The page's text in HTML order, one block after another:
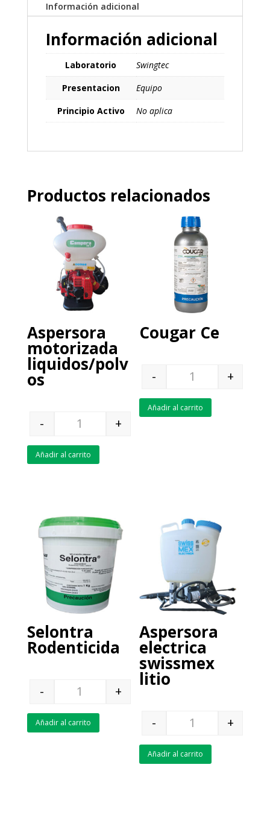
Información adicional
Información adicional
Laboratorio
Swingtec
Presentacion
Equipo
Principio Activo
No aplica
Productos relacionados
Aspersora
motorizada
liquidos/polv
os
Quantity
- +
Añadir al carrito
Cougar Ce
Quantity
- +
Añadir al carrito
Selontra
Rodenticida
Quantity
- +
Añadir al carrito
Aspersora
electrica
swissmex
litio
Quantity
- +
Añadir al carrito